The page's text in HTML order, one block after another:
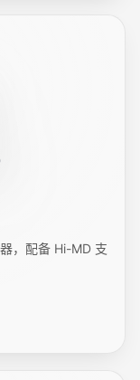
，配备 Hi-MD 支